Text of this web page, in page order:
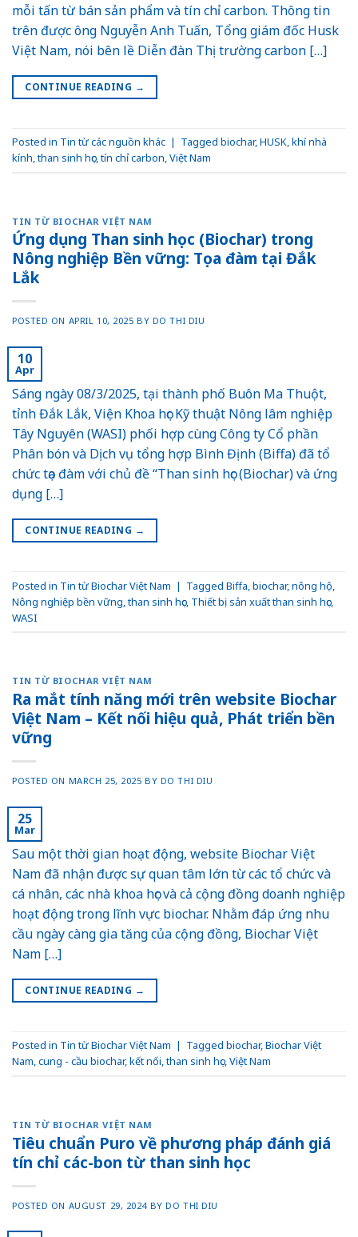
mỗi tấn từ bán sản phẩm và tín chỉ carbon. Thông tin
trên được ông Nguyễn Anh Tuấn, Tổng giám đốc Husk
Việt Nam, nói bên lề Diễn đàn Thị trường carbon […]
CONTINUE READING →
Posted in Tin từ các nguồn khác | Tagged biochar,HUSK,khí nhà
kính,than sinh học,tín chỉ carbon,Việt Nam
TIN TỪ BIOCHAR VIỆT NAM
Ứng dụng Than sinh học (Biochar) trong
Nông nghiệp Bền vững: Tọa đàm tại Đắk
Lắk
POSTED ON APRIL 10, 2025 BY DO THI DIU
10
Apr
Sáng ngày 08/3/2025, tại thành phố Buôn Ma Thuột,
tỉnh Đắk Lắk, Viện Khoa học Kỹ thuật Nông lâm nghiệp
Tây Nguyên (WASI) phối hợp cùng Công ty Cổ phần
Phân bón và Dịch vụ tổng hợp Bình Định (Biffa) đã tổ
chức tọa đàm với chủ đề “Than sinh học (Biochar) và ứng
dụng […]
CONTINUE READING →
Posted in Tin từ Biochar Việt Nam | Tagged Biffa,biochar,nông hộ,
Nông nghiệp bền vững,than sinh học, Thiết bị sản xuất than sinh học,
WASI
TIN TỪ BIOCHAR VIỆT NAM
Ra mắt tính năng mới trên website Biochar
Việt Nam – Kết nối hiệu quả, Phát triển bền
vững
POSTED ON MARCH 25, 2025 BY DO THI DIU
25
Mar
Sau một thời gian hoạt động, website Biochar Việt
Nam đã nhận được sự quan tâm lớn từ các tổ chức và
cá nhân, các nhà khoa học và cả cộng đồng doanh nghiệp
hoạt động trong lĩnh vực biochar. Nhằm đáp ứng nhu
cầu ngày càng gia tăng của cộng đồng, Biochar Việt
Nam […]
CONTINUE READING →
Posted in Tin từ Biochar Việt Nam | Tagged biochar,Biochar Việt
Nam,cung - cầu biochar,kết nối,than sinh học,Việt Nam
TIN TỪ BIOCHAR VIỆT NAM
Tiêu chuẩn Puro về phương pháp đánh giá
tín chỉ các-bon từ than sinh học
POSTED ON AUGUST 29, 2024 BYDO THI DIU